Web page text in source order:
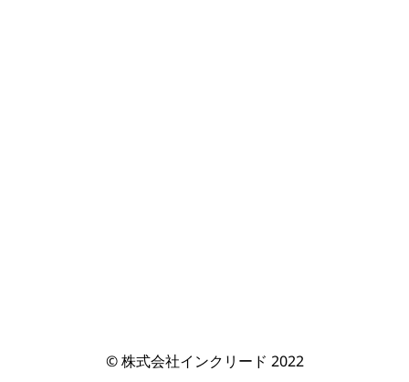
© 株式会社インクリード 2022